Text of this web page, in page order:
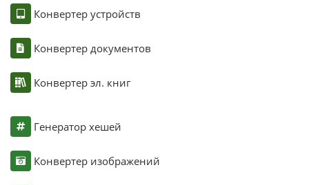
Конвертер устройств
Конвертер документов
Конвертер эл. книг
Генератор хешей
Конвертер изображений